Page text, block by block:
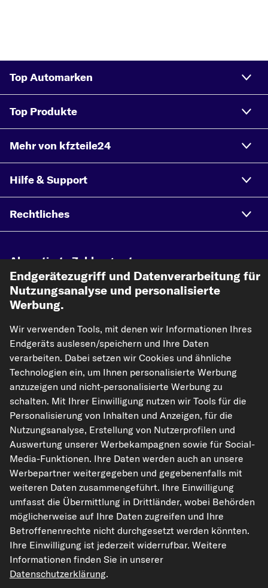
Top Automarken
Top Produkte
Mehr von kfzteile24
Hilfe & Support
Rechtliches
Akzeptierte Zahlungsarten
Vorkasse
Unsere Versandpartner
kfzteile24.de carpardoo.nl
carpardoo.fr
carpardoo.dk
Die hier dargestellten Daten, insbesondere die gesamte Datenbank, dürfen
nicht vervielfältigt werden. Die Vervielfältigung und Verbreitung der Daten und
der Datenbank ohne vorherige Einwilligung von TecAlliance und/oder die
Einbeziehung Dritter in solche Aktivitäten ist streng verboten. Jegliche
unautorisierte Nutzung von Inhalten stellt eine Verletzung des Urheberrechts
Endgerätezugriff und Datenverarbeitung für
Nutzungsanalyse und personalisierte
Werbung.
Wir verwenden Tools, mit denen wir Informationen Ihres
Endgeräts auslesen/speichern und Ihre Daten
verarbeiten. Dabei setzen wir Cookies und ähnliche
Technologien ein, um Ihnen personalisierte Werbung
anzuzeigen und nicht-personalisierte Werbung zu
schalten. Mit Ihrer Einwilligung nutzen wir Tools für die
Personalisierung von Inhalten und Anzeigen, für die
Nutzungsanalyse, Erstellung von Nutzerprofilen und
Auswertung unserer Werbekampagnen sowie für Social-
Media-Funktionen. Ihre Daten werden auch an unsere
Werbepartner weitergegeben und gegebenenfalls mit
weiteren Daten zusammengeführt. Ihre Einwilligung
umfasst die Übermittlung in Drittländer, wobei Behörden
möglicherweise auf Ihre Daten zugreifen und Ihre
Betroffenenrechte nicht durchgesetzt werden könnten.
Ihre Einwilligung ist jederzeit widerrufbar. Weitere
Informationen finden Sie in unserer
Datenschutzerklärung.